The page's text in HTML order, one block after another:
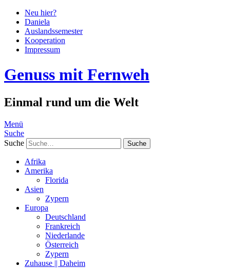
Neu hier?
Daniela
Auslandssemester
Kooperation
Impressum
Genuss mit Fernweh
Einmal rund um die Welt
Menü
Suche
Suche
Afrika
Amerika
Florida
Asien
Zypern
Europa
Deutschland
Frankreich
Niederlande
Österreich
Zypern
Zuhause || Daheim